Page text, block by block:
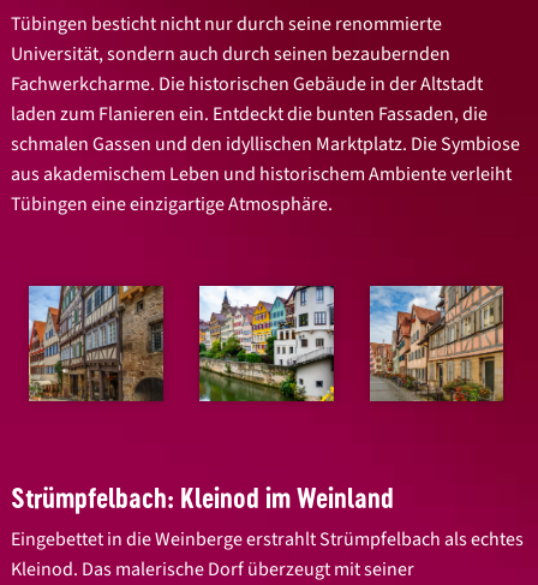
Tübingen besticht nicht nur durch seine renommierte
Universität, sondern auch durch seinen bezaubernden
Fachwerkcharme. Die historischen Gebäude in der Altstadt
laden zum Flanieren ein. Entdeckt die bunten Fassaden, die
schmalen Gassen und den idyllischen Marktplatz. Die Symbiose
aus akademischem Leben und historischem Ambiente verleiht
Tübingen eine einzigartige Atmosphäre.
Strümpfelbach: Kleinod im Weinland
Eingebettet in die Weinberge erstrahlt Strümpfelbach als echtes
Kleinod. Das malerische Dorf überzeugt mit seiner